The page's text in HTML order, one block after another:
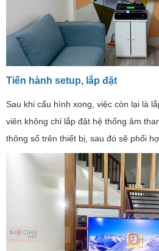
Tiến hành setup, lắp đặt
Sau khi cấu hình xong, việc còn lại là
viên không chỉ lắp đặt hệ thống âm
thông số trên thiết bị, sau đó sẽ phối